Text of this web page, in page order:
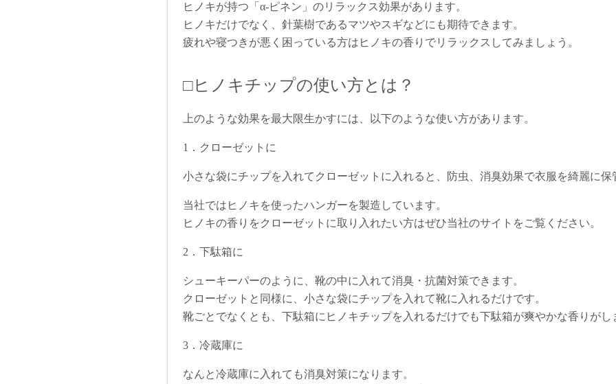
ヒノキが持つ「α-ピネン」のリラックス効果があります。
ヒノキだけでなく、針葉樹であるマツやスギなどにも期待できます。
疲れや寝つきが悪く困っている方はヒノキの香りでリラックスしてみましょう。
□ヒノキチップの使い方とは？
上のような効果を最大限生かすには、以下のような使い方があります。
1．クローゼットに
小さな袋にチップを入れてクローゼットに入れると、防虫、消臭効果で衣服を綺麗に保
当社ではヒノキを使ったハンガーを製造しています。
ヒノキの香りをクローゼットに取り入れたい方はぜひ当社のサイトをご覧ください。
2．下駄箱に
シューキーパーのように、靴の中に入れて消臭・抗菌対策できます。
クローゼットと同様に、小さな袋にチップを入れて靴に入れるだけです。
靴ごとでなくとも、下駄箱にヒノキチップを入れるだけでも下駄箱が爽やかな香りがし
3．冷蔵庫に
なんと冷蔵庫に入れても消臭対策になります。